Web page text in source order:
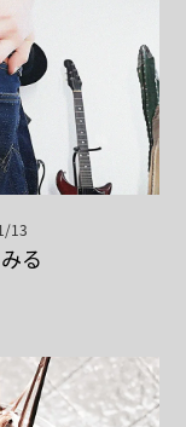
13
る